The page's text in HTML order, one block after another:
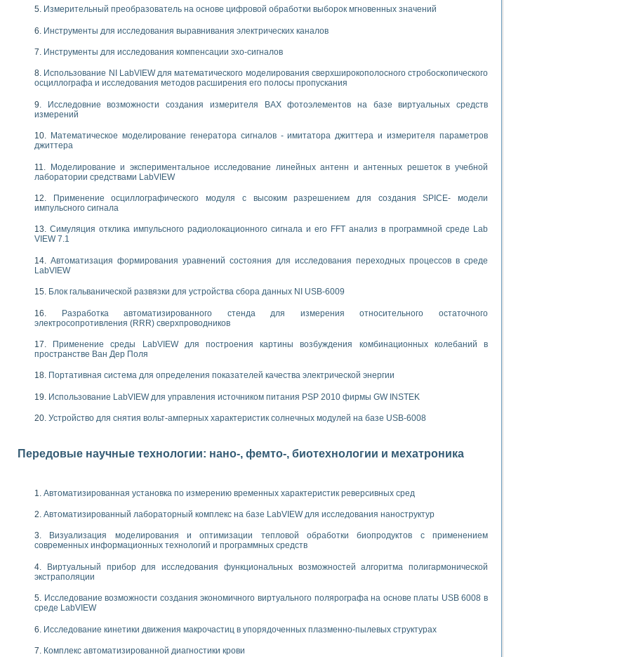
для создания лабораторного практикума по измерениям магнитных величин
«Изучение магнитных свойств ферромагнетиков. Петля гистерезиса» с использованием графической среды программирования LabVIEW
интерфейсов обмена по протоколам RS232 и GPIB / имитатор оконечного устройства по интерфейсу RS232
адиабатического расширения газов
переходных характеристик асинхронных двигателей при пуске
результатов измерительного экспримента
измерений с помощью LabVIEW
INSTRUMENTS для создания систем автоматизированного лабораторного практикума
и корреляционный анализ"
принципа действия универсального цифрового вольтметра
обеспечение учебных лабораторных стендов
для изучения технологии выращивания полупроводниковых и оптических монокристаллов
LabVIEW
лабораторный практикум по курсу «радиотехнические цепи и сигналы»
INSTRUMENTS в операционной системе LINUX
полигармонической экстраполяции в среде LabVIEW
принципа действия универсального цифрового вольтметра
«Моделирование систем» и «Автоматизация проектирования систем и средств управления»
электрических характеристик газоразрядных и люминесцентных ламп
информационно-измерительным системам (ИИС)
характеристик на основе использования звуковой карты ПК
работы «Имитационное моделирование погрешностей канала измерения температуры» в среде LabVIEW
в среде LabVIEW
решателей обыкновенных дифференциальных уравнений инструментальных систем моделирования
практикума по электронике кафедры информационных систем МИРЭА
«Технологии NATIONAL INSTRUMENTS» в ростовском колледже связи и информатики
программе «Прикладная физика и физическая информатика» инновационного образовательного проекта РУДН
электромагнитного поля для испытаний изделий авионики
Измерительный преобразователь на основе цифровой обработки выборок мгновенных значений
Инструменты для исследования выравнивания электрических каналов
Инструменты для исследования компенсации эхо-сигналов
Использование NI LabVIEW для математического моделирования сверхширокополосного стробоскопического
осциллографа и исследования методов расширения его полосы пропускания
Исследовние возможности создания измерителя ВАХ фотоэлементов на базе виртуальных средств
измерений
Математическое моделирование генератора сигналов - имитатора джиттера и измерителя параметров
джиттера
Моделирование и экспериментальное исследование линейных антенн и антенных решеток в учебной
лаборатории средствами LabVIEW
Применение осциллографического модуля с высоким разрешением для создания SPICE- модели
импульсного сигнала
Симуляция отклика импульсного радиолокационного сигнала и его FFT анализ в программной среде Lab
VIEW 7.1
Автоматизация формирования уравнений состояния для исследования переходных процессов в среде
LabVIEW
Блок гальванической развязки для устройства сбора данных NI USB-6009
Разработка автоматизированного стенда для измерения относительного остаточного
электросопротивления (RRR) сверхпроводников
Применение среды LabVIEW для построения картины возбуждения комбинационных колебаний в
пространстве Ван Дер Поля
Портативная система для определения показателей качества электрической энергии
Использование LabVIEW для управления источником питания PSP 2010 фирмы GW INSTEK
Устройство для снятия вольт-амперных характеристик солнечных модулей на базе USB-6008
Передовые научные технологии: нано-, фемто-, биотехнологии и мехатроника
Автоматизированная установка по измерению временных характеристик реверсивных сред
Автоматизированный лабораторный комплекс на базе LabVIEW для исследования наноструктур
Визуализация моделирования и оптимизации тепловой обработки биопродуктов с применением
современных информационных технологий и программных средств
Виртуальный прибор для исследования функциональных возможностей алгоритма полигармонической
экстраполяции
Исследование возможности создания экономичного виртуального полярографа на основе платы USB 6008 в
среде LabVIEW
Исследование кинетики движения макрочастиц в упорядоченных плазменно-пылевых структурах
Комплекс автоматизированной диагностики крови